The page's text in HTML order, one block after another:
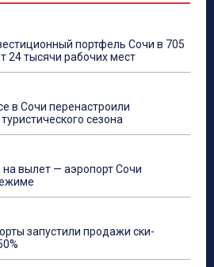
портфель Сочи в 705
24 тысячи рабочих мест
в Сочи перенастроили
сезона
на вылет — аэропорт Сочи
запустили продажи ски-